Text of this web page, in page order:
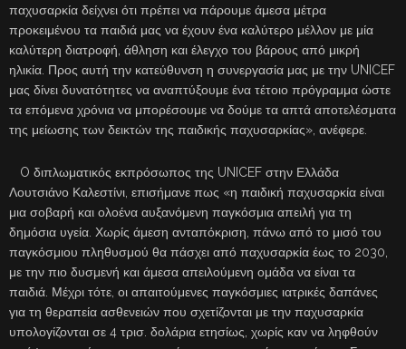
παχυσαρκία δείχνει ότι πρέπει να πάρουμε άμεσα μέτρα
προκειμένου τα παιδιά μας να έχουν ένα καλύτερο μέλλον με μία
καλύτερη διατροφή, άθληση και έλεγχο του βάρους από μικρή
ηλικία. Προς αυτή την κατεύθυνση η συνεργασία μας με την UNICEF
μας δίνει δυνατότητες να αναπτύξουμε ένα τέτοιο πρόγραμμα ώστε
τα επόμενα χρόνια να μπορέσουμε να δούμε τα απτά αποτελέσματα
της μείωσης των δεικτών της παιδικής παχυσαρκίας», ανέφερε.
O διπλωματικός εκπρόσωπος της UNICEF στην Ελλάδα
Λουτσιάνο Καλεστίνι, επισήμανε πως «η παιδική παχυσαρκία είναι
μια σοβαρή και ολοένα αυξανόμενη παγκόσμια απειλή για τη
δημόσια υγεία. Χωρίς άμεση ανταπόκριση, πάνω από το μισό του
παγκόσμιου πληθυσμού θα πάσχει από παχυσαρκία έως το 2030,
με την πιο δυσμενή και άμεσα απειλούμενη ομάδα να είναι τα
παιδιά. Μέχρι τότε, οι απαιτούμενες παγκόσμιες ιατρικές δαπάνες
για τη θεραπεία ασθενειών που σχετίζονται με την παχυσαρκία
υπολογίζονται σε 4 τρισ. δολάρια ετησίως, χωρίς καν να ληφθούν